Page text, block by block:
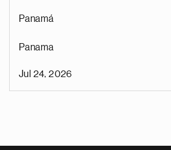
Panamá
Panama
Jul 24, 2026